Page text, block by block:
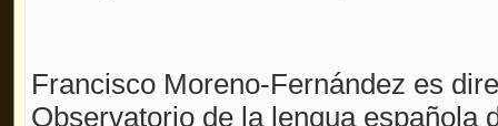
Francisco Moreno-Fernández es
Observatorio de la lengua española